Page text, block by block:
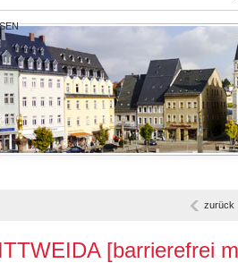
zurück
[barrierefrei